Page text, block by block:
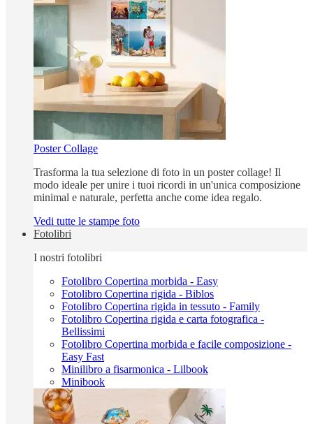
Poster Collage
Trasforma la tua selezione di foto in un poster collage! Il
modo ideale per unire i tuoi ricordi in un'unica composizione
minimal e naturale, perfetta anche come idea regalo.
Vedi tutte le stampe foto
Fotolibri
I nostri fotolibri
Fotolibro Copertina morbida - Easy
Fotolibro Copertina rigida - Biblos
Fotolibro Copertina rigida in tessuto - Family
Fotolibro Copertina rigida e carta fotografica -
Bellissimi
Fotolibro Copertina morbida e facile composizione -
Easy Fast
Minilibro a fisarmonica - Lilbook
Minibook